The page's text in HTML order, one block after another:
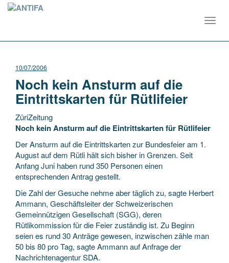
10/07/2006
Noch kein Ansturm auf die
Eintrittskarten für Rütlifeier
ZüriZeitung
Noch kein Ansturm auf die Eintrittskarten für Rütlifeier
Der Ansturm auf die Eintrittskarten zur Bundesfeier am 1.
August auf dem Rütli hält sich bisher in Grenzen. Seit
Anfang Juni haben rund 350 Personen einen
entsprechenden Antrag gestellt.
DieZahl der Gesuche nehme aber täglich zu, sagte Herbert
Ammann, Geschäftsleiter der Schweizerischen
Gemeinnützigen Gesellschaft (SGG), deren
Rütlikommission für die Feier zuständig ist. Zu Beginn
seien es rund 30 Anträge gewesen, inzwischen zähle man
50 bis 80 pro Tag, sagte Ammann auf Anfrage der
Nachrichtenagentur SDA.